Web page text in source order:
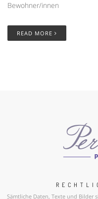
Bewohner/innen
READ MORE
Sämtliche Daten, Texte und Bilder